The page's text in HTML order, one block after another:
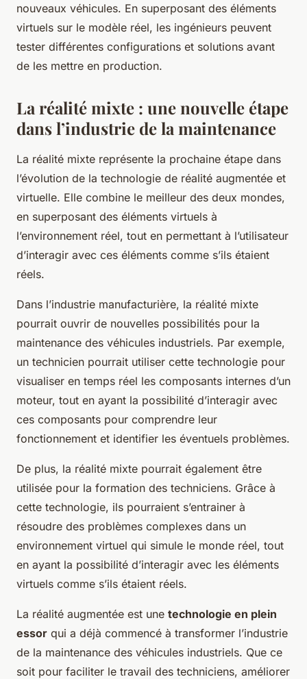
nouveaux véhicules. En superposant des éléments
virtuels sur le modèle réel, les ingénieurs peuvent
tester différentes configurations et solutions avant
de les mettre en production.
La réalité mixte : une nouvelle étape
dans l’industrie de la maintenance
La réalité mixte représente la prochaine étape dans
l’évolution de la technologie de réalité augmentée et
virtuelle. Elle combine le meilleur des deux mondes,
en superposant des éléments virtuels à
l’environnement réel, tout en permettant à l’utilisateur
d’interagir avec ces éléments comme s’ils étaient
réels.
Dans l’industrie manufacturière, la réalité mixte
pourrait ouvrir de nouvelles possibilités pour la
maintenance des véhicules industriels. Par exemple,
un technicien pourrait utiliser cette technologie pour
visualiser en temps réel les composants internes d’un
moteur, tout en ayant la possibilité d’interagir avec
ces composants pour comprendre leur
fonctionnement et identifier les éventuels problèmes.
De plus, la réalité mixte pourrait également être
utilisée pour la formation des techniciens. Grâce à
cette technologie, ils pourraient s’entrainer à
résoudre des problèmes complexes dans un
environnement virtuel qui simule le monde réel, tout
en ayant la possibilité d’interagir avec les éléments
virtuels comme s’ils étaient réels.
La réalité augmentée est une technologie en plein
essor qui a déjà commencé à transformer l’industrie
de la maintenance des véhicules industriels. Que ce
soit pour faciliter le travail des techniciens, améliorer